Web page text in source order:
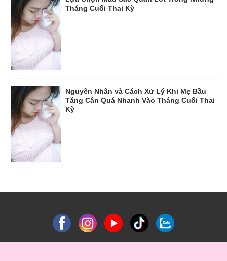
Tháng Cuối Thai Kỳ
Nguyên Nhân và Cách Xử Lý Khi Mẹ Bầu
Tăng Cân Quá Nhanh Vào Tháng Cuối Thai
Kỳ